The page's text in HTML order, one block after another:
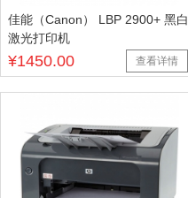
佳能（Canon） LBP 2900+ 黑白
激光打印机
¥1450.00 查看详情